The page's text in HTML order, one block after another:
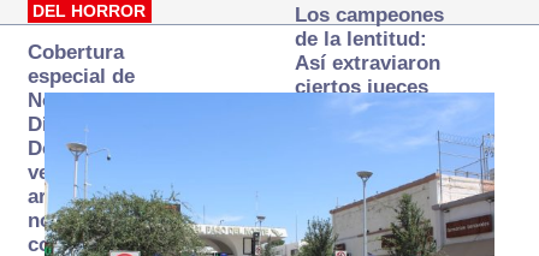
DEL HORROR
Cobertura
especial de
Norte
Digital:
Donde la
verdad
arde… pero
no se
consume
Los campeones
de la lentitud:
Así extraviaron
ciertos jueces
la justicia
expedita